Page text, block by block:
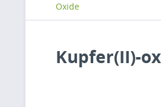
Oxide
Kupfer(II)-